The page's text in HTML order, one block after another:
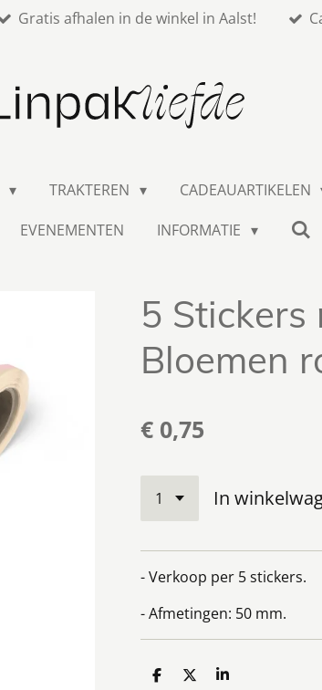
Gratis afhalen in de winkel in Aalst!
TRAKTEREN
CADEAUARTIKELEN
EVENEMENTEN INFORMATIE
5 Stickers
Bloemen
€ 0,75
In
- Verkoop per 5 stickers.
- Afmetingen: 50 mm.
D
D
S